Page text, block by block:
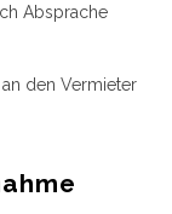
Absprache
den Vermieter